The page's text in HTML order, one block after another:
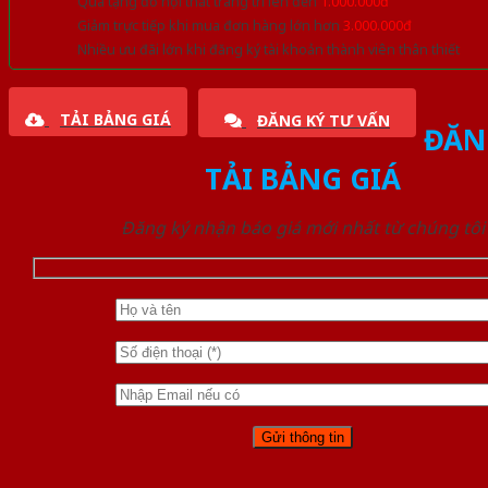
Giảm trực tiếp khi mua đơn hàng lớn hơn 3.000.000đ
Nhiều ưu đãi lớn khi đăng ký tài khoản thành viên thân thiết
TẢI BẢNG GIÁ ĐĂNG KÝ TƯ VẤN
TẢI BẢNG GIÁ
Đăng ký nhận báo giá mới nhất từ chúng tôi